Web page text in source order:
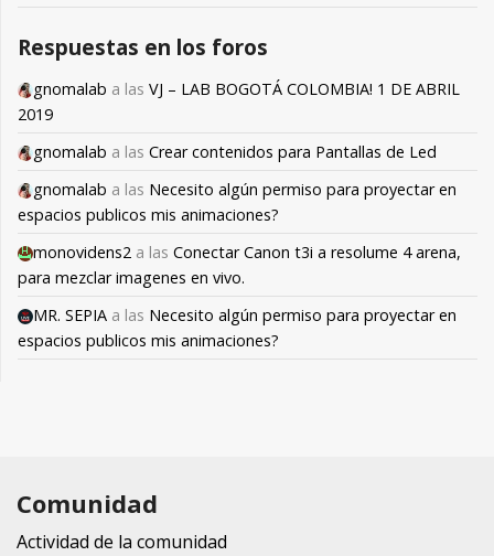
Respuestas en los foros
gnomalab a las VJ – LAB BOGOTÁ COLOMBIA! 1 DE ABRIL
2019
gnomalab a las Crear contenidos para Pantallas de Led
gnomalab a las Necesito algún permiso para proyectar en
espacios publicos mis animaciones?
monovidens2 a las Conectar Canon t3i a resolume 4 arena,
para mezclar imagenes en vivo.
MR. SEPIA a las Necesito algún permiso para proyectar en
espacios publicos mis animaciones?
Comunidad
Actividad de la comunidad